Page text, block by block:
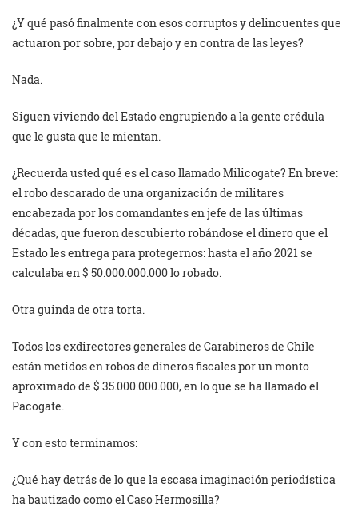
¿Y qué pasó finalmente con esos corruptos y delincuentes que
actuaron por sobre, por debajo y en contra de las leyes?
Nada.
Siguen viviendo del Estado engrupiendo a la gente crédula
que le gusta que le mientan.
¿Recuerda usted qué es el caso llamado Milicogate? En breve:
el robo descarado de una organización de militares
encabezada por los comandantes en jefe de las últimas
décadas, que fueron descubierto robándose el dinero que el
Estado les entrega para protegernos: hasta el año 2021 se
calculaba en $ 50.000.000.000 lo robado.
Otra guinda de otra torta.
Todos los exdirectores generales de Carabineros de Chile
están metidos en robos de dineros fiscales por un monto
aproximado de $ 35.000.000.000, en lo que se ha llamado el
Pacogate.
Y con esto terminamos:
¿Qué hay detrás de lo que la escasa imaginación periodística
ha bautizado como el Caso Hermosilla?